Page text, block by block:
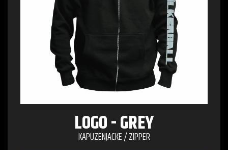
LOGO - GREY
KAPUZENJACKE / ZIPPER